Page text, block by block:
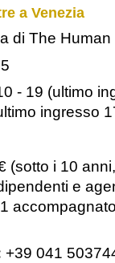
a Venezia
di The
- 19 (ultimo
ingresso
(sotto i 10
e
+39 041